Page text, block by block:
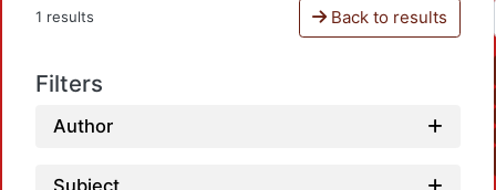
1 results Back to results
Filters
Author
Subject